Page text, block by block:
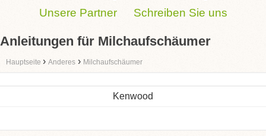
Unsere Partner
Schreiben Sie uns
Anleitungen für Milchaufschäumer
Hauptseite › Anderes › Milchaufschäumer
Kenwood